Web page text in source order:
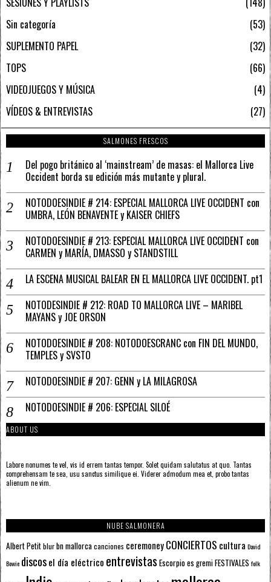
Sin categoría
53
SUPLEMENTO PAPEL
32
TOPS
66
VIDEOJUEGOS Y MÚSICA
4
VÍDEOS & ENTREVISTAS
27
SALMONES FRESCOS
Del pogo británico al ‘mainstream’ de masas: el Mallorca Live
Occident borda su edición más mutante y plural.
NOTODOESINDIE # 214: ESPECIAL MALLORCA LIVE OCCIDENT con
UMBRA, LEÓN BENAVENTE y KAISER CHIEFS
NOTODOESINDIE # 213: ESPECIAL MALLORCA LIVE OCCIDENT con
CARMEN y MARÍA, DMASSO y STANDSTILL
LA ESCENA MUSICAL BALEAR EN EL MALLORCA LIVE OCCIDENT. pt1
NOTODESINDIE # 212: ROAD TO MALLORCA LIVE – MARIBEL
MAYANS y JOE ORSON
NOTODOESINDIE # 208: NOTODOESCRANC con FIN DEL MUNDO,
TEMPLES y SVSTO
NOTODOESINDIE # 207: GENN y LA MILAGROSA
NOTODOESINDIE # 206: ESPECIAL SILOÉ
ABOUT US
Labore nonumes te vel, vis id errem tantas tempor. Solet quidam salutatus at quo. Tantas
comprehensam te sea, usu sanctus similique ei. Viderer admodum mea et, probo tantas
alienum ne vim.
NUBE SALMONERA
Albert Petitblurbn mallorcacanciones ceremoneyCONCIERTOS cultura David
Bowie discosel día eléctrico entrevistas Escorpioes gremiFESTIVALES folk